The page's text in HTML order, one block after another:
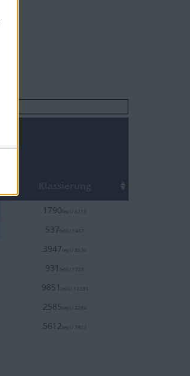
Klassierung
1790te(r) / 6213
537te(r) / 1437
3947te(r) / 8520
931 te(r) / 1723
9851 te(r) / 13285
2585te(r) / 3284
5612te(r) / 7807